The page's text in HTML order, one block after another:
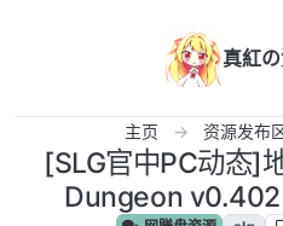
真紅
主页 资源发布
[SLG官中PC动态]
Dungeon